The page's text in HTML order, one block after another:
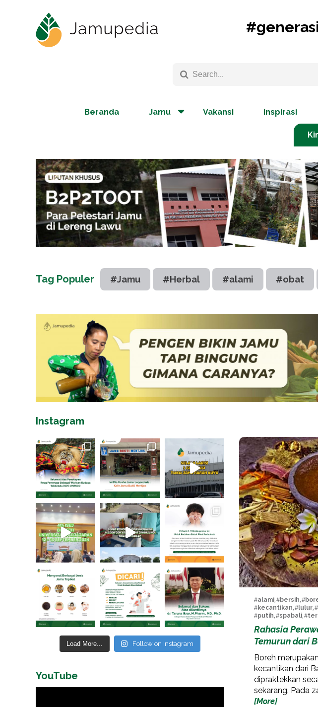
Beranda Jamu Vakansi Inspirasi
Tag Populer #Jamu #Herbal #alami #obat
#alami, #bersih, #
#kecantikan, #lulur, #
#putih, #spabali, #
Rahasia
Temurun dari
Boreh
kecantikan dari
dipraktekkan
sekarang. Pada
[More]
Instagram
Load More... Follow on Instagram
YouTube